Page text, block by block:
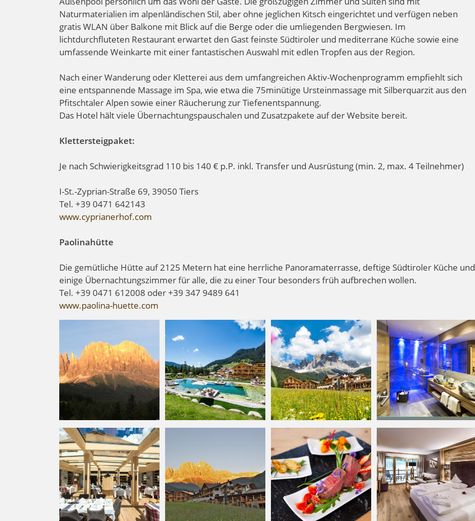
Naturmaterialien im alpenländischen Stil, aber ohne jeglichen Kitsch eingerichtet und verfügen neben
gratis WLAN über Balkone mit Blick auf die Berge oder die umliegenden Bergwiesen. Im
lichtdurchfluteten Restaurant erwartet den Gast feinste Südtiroler und mediterrane Küche sowie eine
umfassende Weinkarte mit einer fantastischen Auswahl mit edlen Tropfen aus der Region.
Nach einer Wanderung oder Kletterei aus dem umfangreichen Aktiv-Wochenprogramm empfiehlt sich
eine entspannende Massage im Spa, wie etwa die 75minütige Ursteinmassage mit Silberquarzit aus den
Pfitschtaler Alpen sowie einer Räucherung zur Tiefenentspannung.
Das Hotel hält viele Übernachtungspauschalen und Zusatzpakete auf der Website bereit.
Klettersteigpaket:
Je nach Schwierigkeitsgrad 110 bis 140 € p.P. inkl. Transfer und Ausrüstung (min. 2, max. 4 Teilnehmer)
I-St.-Zyprian-Straße 69, 39050 Tiers
Tel. +39 0471 642143
www.cyprianerhof.com
Paolinahütte
Die gemütliche Hütte auf 2125 Metern hat eine herrliche Panoramaterrasse, deftige Südtiroler Küche und
einige Übernachtungszimmer für alle, die zu einer Tour besonders früh aufbrechen wollen.
Tel. +39 0471 612008 oder +39 347 9489 641
www.paolina-huette.com